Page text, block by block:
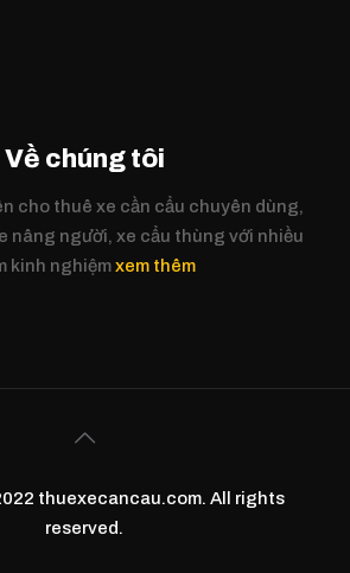
Về chúng tôi
cho thuê xe cần cẩu chuyên dùng,
nâng người, xe cẩu thùng với nhiều
kinh nghiệmxem thêm
thuexecancau.com. All rights
reserved.